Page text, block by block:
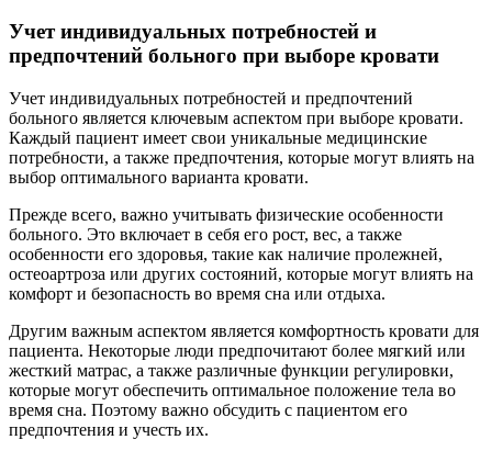
Учет индивидуальных потребностей и
предпочтений больного при выборе кровати
Учет индивидуальных потребностей и предпочтений
больного является ключевым аспектом при выборе кровати.
Каждый пациент имеет свои уникальные медицинские
потребности, а также предпочтения, которые могут влиять на
выбор оптимального варианта кровати.
Прежде всего, важно учитывать физические особенности
больного. Это включает в себя его рост, вес, а также
особенности его здоровья, такие как наличие пролежней,
остеоартроза или других состояний, которые могут влиять на
комфорт и безопасность во время сна или отдыха.
Другим важным аспектом является комфортность кровати для
пациента. Некоторые люди предпочитают более мягкий или
жесткий матрас, а также различные функции регулировки,
которые могут обеспечить оптимальное положение тела во
время сна. Поэтому важно обсудить с пациентом его
предпочтения и учесть их.